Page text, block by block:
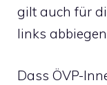
gilt auch für
links
Dass ÖVP-